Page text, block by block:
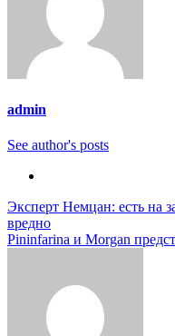
admin
See author's posts
Навигация
по
Эксперт Немцан: есть на
вредно
Pininfarina и Morgan